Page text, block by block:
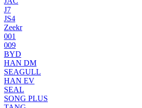
J7
JS4
Zeekr
001
009
BYD
HAN DM
SEAGULL
HAN EV
SEAL
SONG PLUS